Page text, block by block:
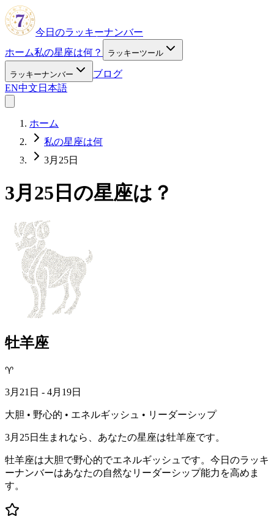
今日のラッキーナンバー
ホーム私の星座は何？ ラッキーツール
ラッキーナンバー
ブログ
EN中文 日本語
ホーム
私の星座は何
3月25日
3月25日の星座は？
牡羊座
♈
3月21日 - 4月19日
大胆 • 野心的 • エネルギッシュ • リーダーシップ
3月25日生まれなら、あなたの星座は牡羊座です。
牡羊座は大胆で野心的でエネルギッシュです。今日のラッキ
ーナンバーはあなたの自然なリーダーシップ能力を高めま
す。